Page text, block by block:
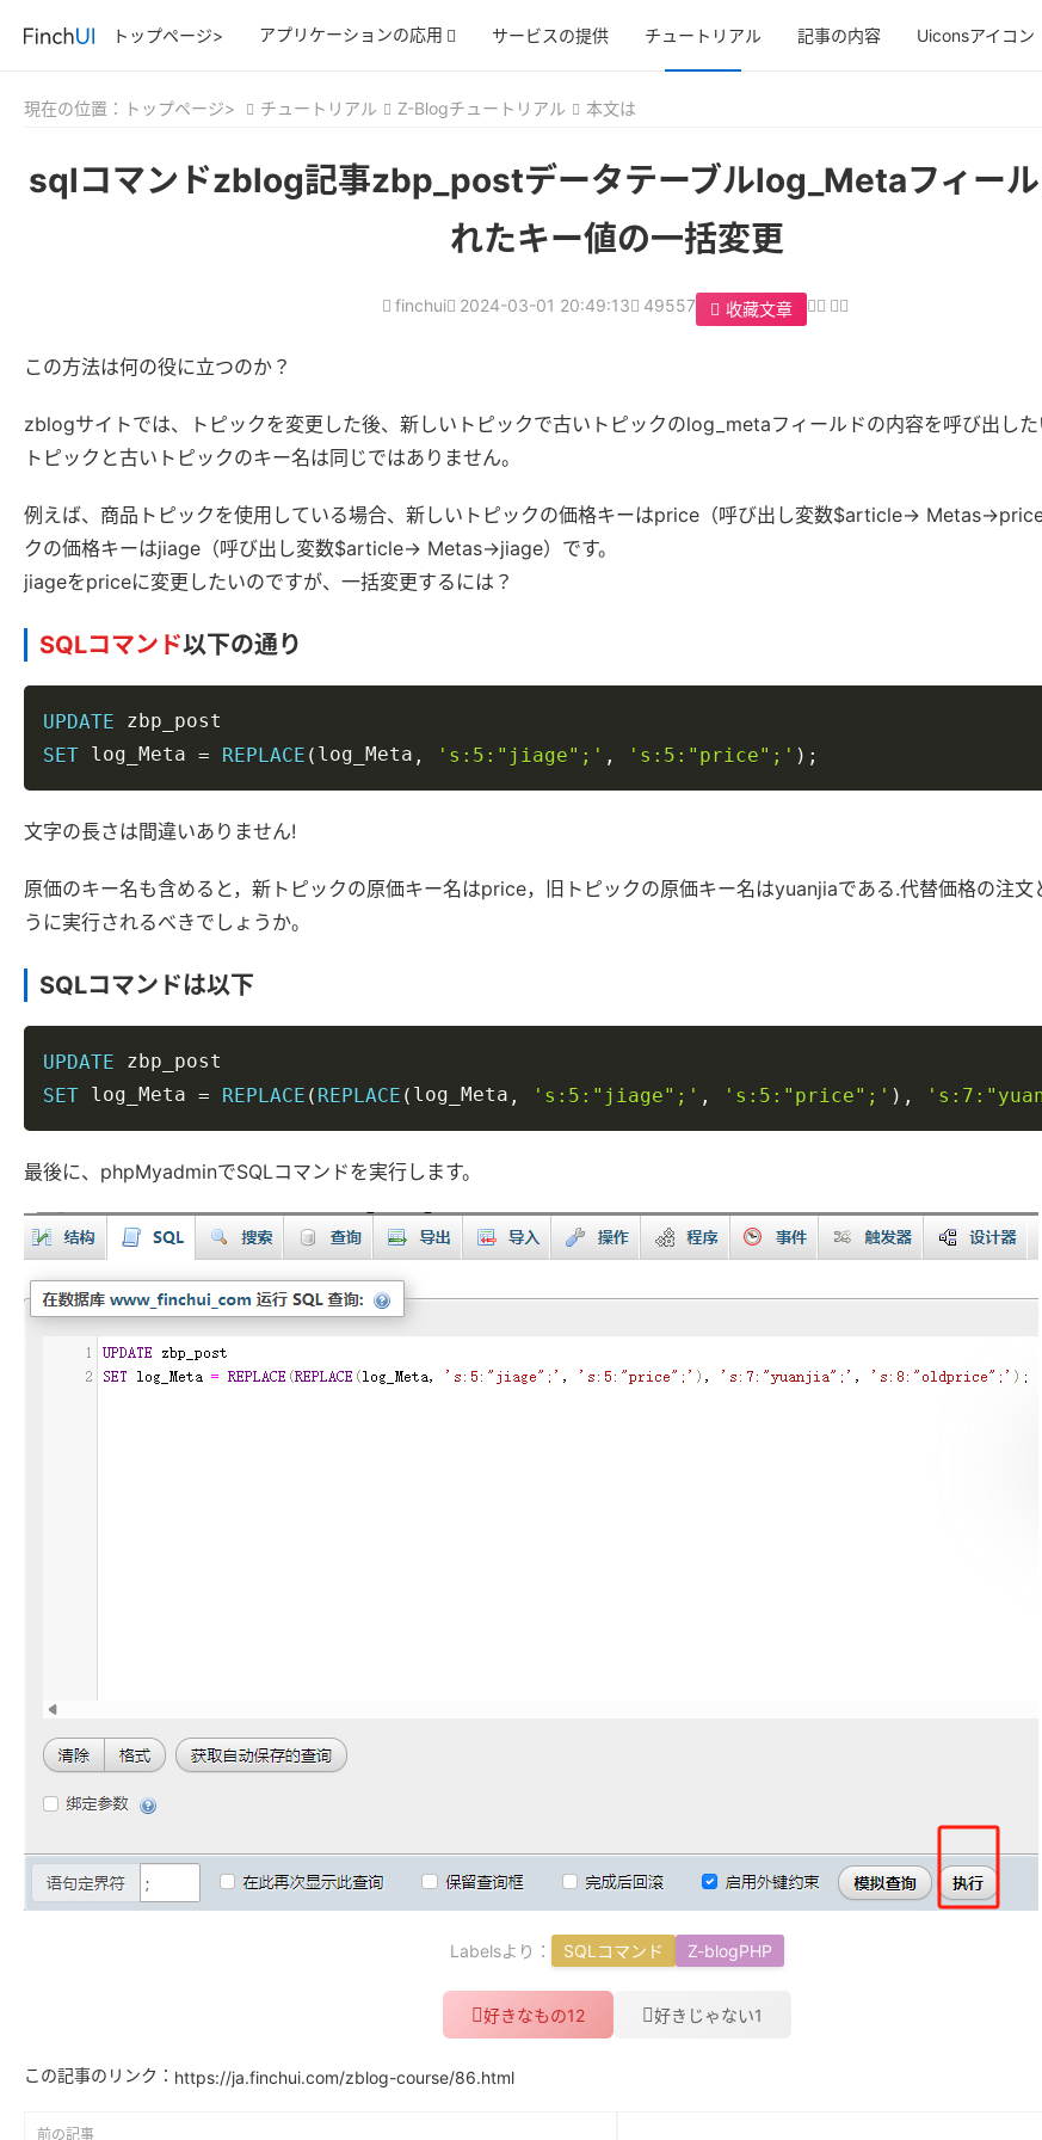
トップページ> アプリケーションの応用 サービスの提供 チュートリアル 記事の内容 Uiconsアイコン
現在の位置： トップページ> チュートリアル Z-Blogチュートリアル 本文は
sqlコマンドzblog記事zbp_postデータテーブルlog_Metaフィール
れたキー値の一括変更
finchui 2024-03-01 20:49:13 49557 收藏文章
この方法は何の役に立つのか？
zblogサイトでは、トピックを変更した後、新しいトピックで古いトピックのlog_metaフィールドの内容を呼び出し
トピックと古いトピックのキー名は同じではありません。
例えば、商品トピックを使用している場合、新しいトピックの価格キーはprice（呼び出し変数$article-> Metas-
クの価格キーはjiage（呼び出し変数$article-> Metas->jiage）です。
jiageをpriceに変更したいのですが、一括変更するには？
SQLコマンド以下の通り
UPDATE
SET log_Meta = REPLACE ( log_Meta , 's:5:"jiage";' , 's:5:"price";' ) ;
文字の長さは間違いありません!
原価のキー名も含めると，新トピックの原価キー名はprice，旧トピックの原価キー名はyuanjiaである.代替価格の注文
うに実行されるべきでしょうか。
SQLコマンドは以下
UPDATE
SET log_Meta = REPLACE ( REPLACE ( log_Meta , 's:5:"jiage";' , 's:5:"price";' ) ,
最後に、phpMyadminでSQLコマンドを実行します。
Labelsより： SQLコマンド Z-blogPHP
好きなもの12 好きじゃない1
この記事のリンク： https://ja.finchui.com/zblog-course/86.html
前の記事